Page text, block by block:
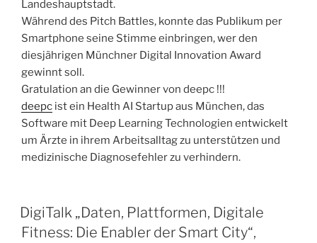
Landeshauptstadt.
Während des Pitch Battles, konnte das Publikum per
Smartphone seine Stimme einbringen, wer den
diesjährigen Münchner Digital Innovation Award
gewinnt soll.
Gratulation an die Gewinner von deepc !!!
deepc ist ein Health AI Startup aus München, das
Software mit Deep Learning Technologien entwickelt
um Ärzte in ihrem Arbeitsalltag zu unterstützen und
medizinische Diagnosefehler zu verhindern.
DigiTalk „Daten, Plattformen, Digitale
Fitness: Die Enabler der Smart City“,